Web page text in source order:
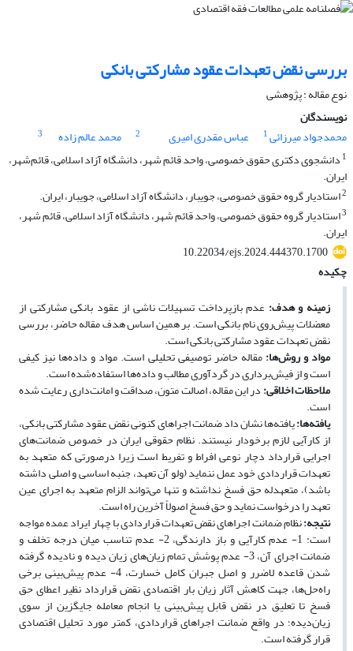
بررسی نقض تعهدات عقود مشارکتی بانکی
نوع مقاله : پژوهشی
نویسندگان
محمدجواد میرزائی1 عباس مقدری امیری 2 محمد عالم زاده
3
1 دانشجوی دکتری حقوق خصوصی، واحد قائم شهر، دانشگاه آزاد اسلامی، قائم‌شهر،
ایران.
2استادیار گروه حقوق خصوصی، جویبار، دانشگاه آزاد اسلامی، جویبار، ایران.
3استادیار گروه حقوق خصوصی، واحد قائم شهر، دانشگاه آزاد اسلامی، قائم شهر،
ایران.
10.22034/ejs.2024.444370.1700
چکیده
زمینه و هدف: عدم بازپرداخت تسهیلات ناشی از عقود بانکی مشارکتی از
معضلات پیش‌روی نام بانکی است. بر همین اساس هدف مقاله حاضر، بررسی
نقض تعهدات عقود مشارکتی بانکی است.
مواد و روش‌ها:مقاله حاضر توصیفی تحلیلی است. مواد و داده‌ها نیز کیفی
است و از فیش‌برداری در گردآوری مطالب و داده‌ها استفاده‌شده است.
ملاحظات اخلاقی:در این مقاله، اصالت متون، صداقت و امانت‌داری رعایت شده
است.
یافته‌ها:یافته‌ها نشان داد ضمانت اجراهای کنونی نقض عقود مشارکتی بانکی،
از کارآیی لازم برخودار نیستند. نظام حقوقی ایران در خصوص ضمانت‌های
اجرایی قرارداد دچار نوعی افراط و تفریط است زیرا درصورتی که متعهد به
تعهدات قراردادی خود عمل ننماید (ولو آن تعهد، جنبه اساسی و اصلی داشته
باشد)، متعهدله حق فسخ نداشته و تنها می‌تواند الزام متعهد به اجرای عین
تعهد را درخواست نماید و حق فسخ اصولاً آخرین راه است.
نتیجه:نظام ضمانت اجراهای نقض تعهدات قراردادی با چهار ایراد عمده مواجه
است: 1- عدم کارآیی و باز دارندگی، 2- عدم تناسب میان درجه تخلف و
ضمانت اجرای آن، 3- عدم پوشش تمام زیان‌های زیان دیده و نادیده گرفته
شدن قاعده لاضرر و اصل جبران کامل خسارت، 4- عدم پیش‌بینی برخی
راه‌حل‌ها، جهت کاهش آثار زیان بار اقتصادی نقض قرارداد نظیر اعطای حق
فسخ تا تعلیق در نقض قابل پیش‌بینی یا انجام معامله جایگزین از سوی
زیان‌دیده؛ در واقع ضمانت اجراهای قراردادی، کمتر مورد تحلیل اقتصادی
قرار گرفته است.